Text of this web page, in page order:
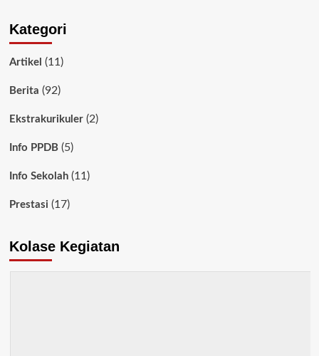
Kategori
Artikel (11)
Berita (92)
Ekstrakurikuler(2)
Info PPDB(5)
Info Sekolah(11)
Prestasi (17)
Kolase Kegiatan